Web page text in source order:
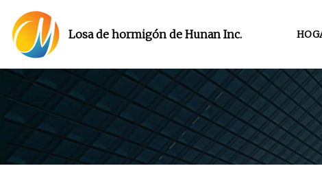
Losa de hormigón de Hunan Inc.